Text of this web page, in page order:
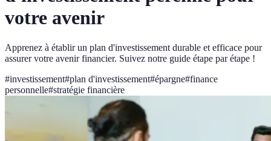
votre avenir
Apprenez à établir un plan d'investissement durable et efficace pour
assurer votre avenir financier. Suivez notre guide étape par étape !
#investissement#plan d'investissement#épargne#finance
personnelle#stratégie financière